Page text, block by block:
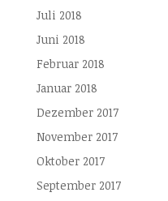
Juli 2018
Juni 2018
Februar 2018
Januar 2018
Dezember 2017
November 2017
Oktober 2017
September 2017